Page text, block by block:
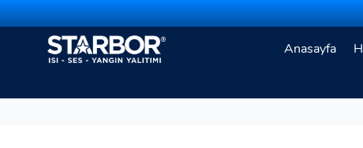
Anasayfa